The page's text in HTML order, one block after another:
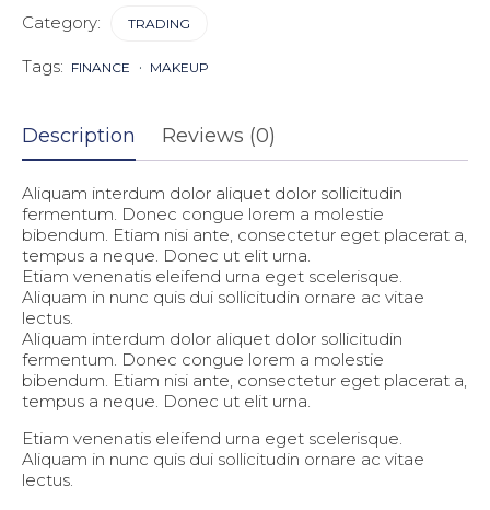
Category: TRADING
Tags: FINANCE MAKEUP
Description Reviews (0)
Aliquam interdum dolor aliquet dolor sollicitudin
fermentum. Donec congue lorem a molestie
bibendum. Etiam nisi ante, consectetur eget placerat a,
tempus a neque. Donec ut elit urna.
Etiam venenatis eleifend urna eget scelerisque.
Aliquam in nunc quis dui sollicitudin ornare ac vitae
lectus.
Aliquam interdum dolor aliquet dolor sollicitudin
fermentum. Donec congue lorem a molestie
bibendum. Etiam nisi ante, consectetur eget placerat a,
tempus a neque. Donec ut elit urna.
Etiam venenatis eleifend urna eget scelerisque.
Aliquam in nunc quis dui sollicitudin ornare ac vitae
lectus.